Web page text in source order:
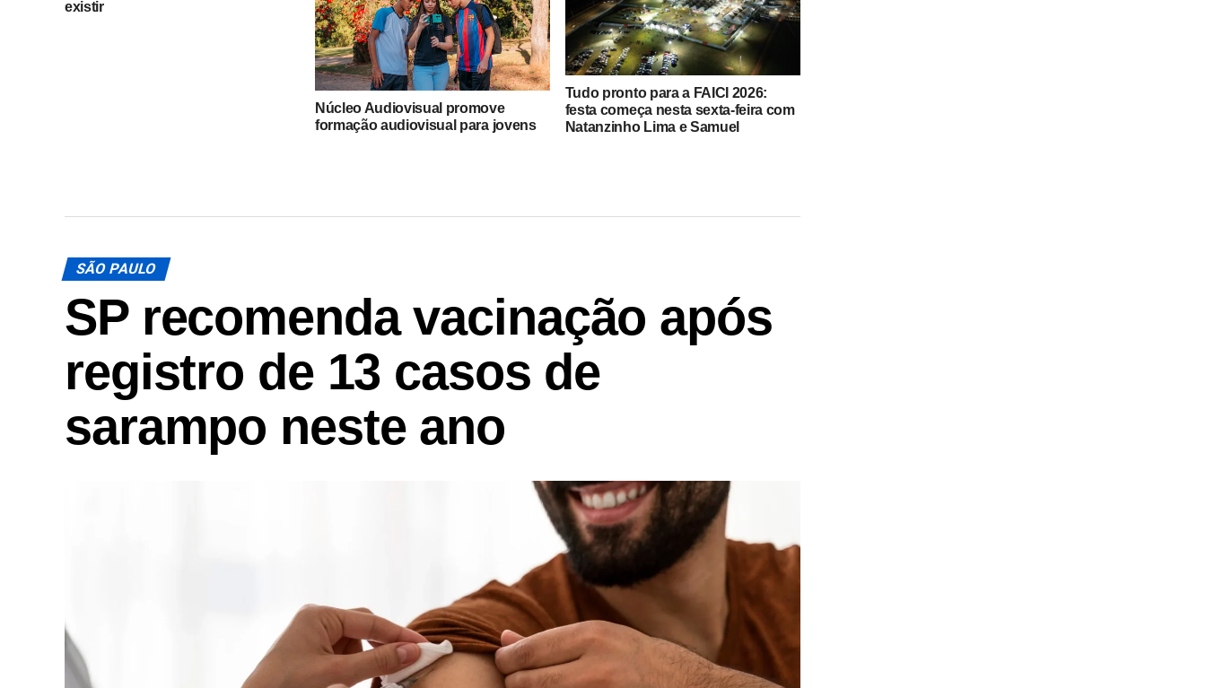
existir
Núcleo Audiovisual promove
formação audiovisual para jovens
Tudo pronto para a FAICI 2026:
festa começa nesta sexta-feira com
Natanzinho Lima e Samuel
SÃO PAULO
SP recomenda vacinação após
registro de 13 casos de
sarampo neste ano